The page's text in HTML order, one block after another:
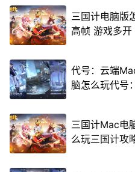
三国计电脑版
高帧 游戏多
代号：云端
脑怎么玩代号
三国计Mac电
么玩三国计攻